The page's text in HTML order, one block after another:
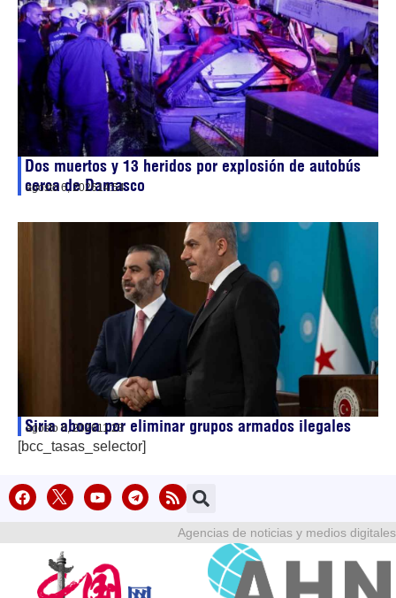
Dos muertos y 13 heridos por explosión de autobús
cerca de Damasco
agosto 6, 202614:54
Siria aboga por eliminar grupos armados ilegales
agosto 6, 202611:23
[bcc_tasas_selector]
Agencias de noticias y medios digitales